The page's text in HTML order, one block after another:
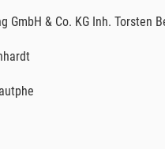
GmbH & Co. KG Inh. Torsten